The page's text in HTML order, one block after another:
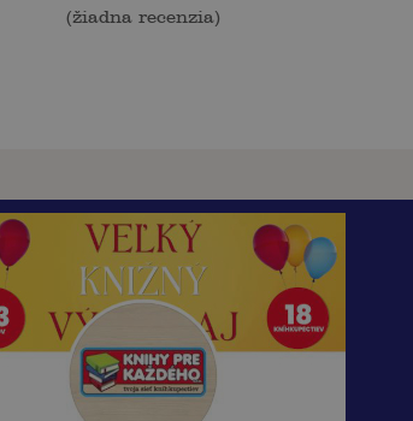
(žiadna recenzia)